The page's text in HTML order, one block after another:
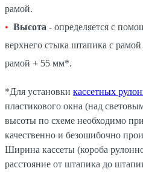
рамой.
Высота - определяется с
верхнего стыка штапика с
рамой + 55 мм*.
*Для установки кассетных
пластикового окна (над
высоты по схеме необходимо
качественно и безошибочно
Ширина кассеты (короба
расстояние от штапика до